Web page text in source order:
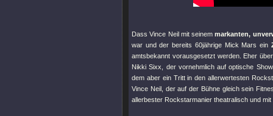
Dass Vince Neil mit seinemmarkanten,
war und der bereits 60jährige Mick Mars ein
amtsbekannt vorausgesetzt werden. Eher
Nikki Sixx, der vornehmlich auf optische
dem aber ein Tritt in den allerwertesten
Vince Neil, der auf der Bühne gleich sein
allerbester Rockstarmanier theatralisch und